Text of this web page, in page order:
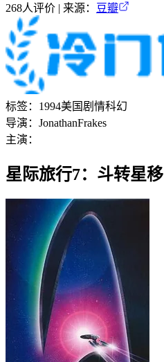
268人评价 | 来源： 豆瓣
标签： 1994美国 剧情科幻
导演： JonathanFrakes
主演：
星际旅行7：斗转星移